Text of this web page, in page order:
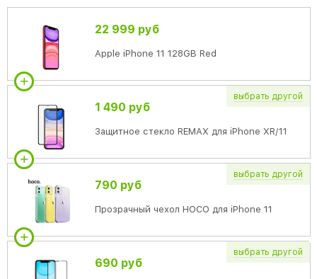
22 999 руб
Apple iPhone 11 128GB Red
выбрать другой
1 490 руб
Защитное стекло REMAX для iPhone XR/11
выбрать другой
790 руб
Прозрачный чехол HOCO для iPhone 11
выбрать другой
690 руб